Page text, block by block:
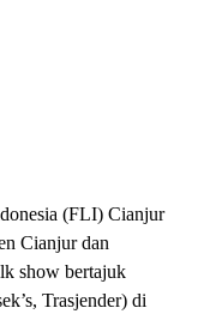
(FLI) Cianjur
Cianjur dan
show bertajuk
Trasjender) di